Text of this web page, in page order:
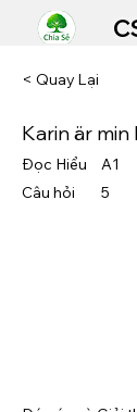
< Quay Lại
Karin är
Đọc Hiểu
A1
Câu hỏi
5